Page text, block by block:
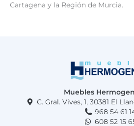
Cartagena y la Región de Murcia.
Muebles
C. Gral. Vives, 1, 30381 El
968 54 61
608 52 15